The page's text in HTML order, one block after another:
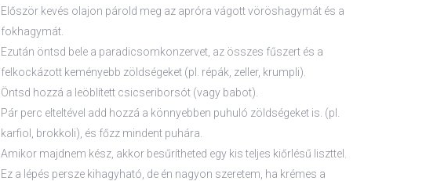
Először kevés olajon párold meg az apróra vágott vöröshagymát és a
fokhagymát.
Ezután öntsd bele a paradicsomkonzervet, az összes fűszert és a
felkockázott keményebb zöldségeket (pl. répák, zeller, krumpli).
Öntsd hozzá a leöblített csicseriborsót (vagy babot).
Pár perc elteltével add hozzá a könnyebben puhuló zöldségeket is. (pl.
karfiol, brokkoli), és főzz mindent puhára.
Amikor majdnem kész, akkor besűrítheted egy kis teljes kiőrlésű liszttel.
Ez a lépés persze kihagyható, de én nagyon szeretem, ha krémes a